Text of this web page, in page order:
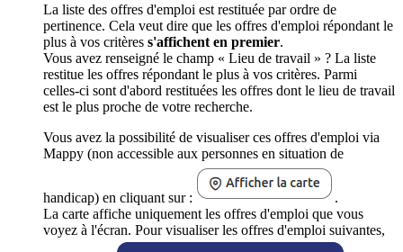
La liste des offres d'emploi est restituée par ordre de
pertinence. Cela veut dire que les offres d'emploi répondant le
plus à vos critères s'affichent en premier.
Vous avez renseigné le champ « Lieu de travail » ? La liste
restitue les offres répondant le plus à vos critères. Parmi
celles-ci sont d'abord restituées les offres dont le lieu de travail
est le plus proche de votre recherche.
Vous avez la possibilité de visualiser ces offres d'emploi via
Mappy (non accessible aux personnes en situation de
handicap) en cliquant sur :
.
La carte affiche uniquement les offres d'emploi que vous
voyez à l'écran. Pour visualiser les offres d'emploi suivantes,